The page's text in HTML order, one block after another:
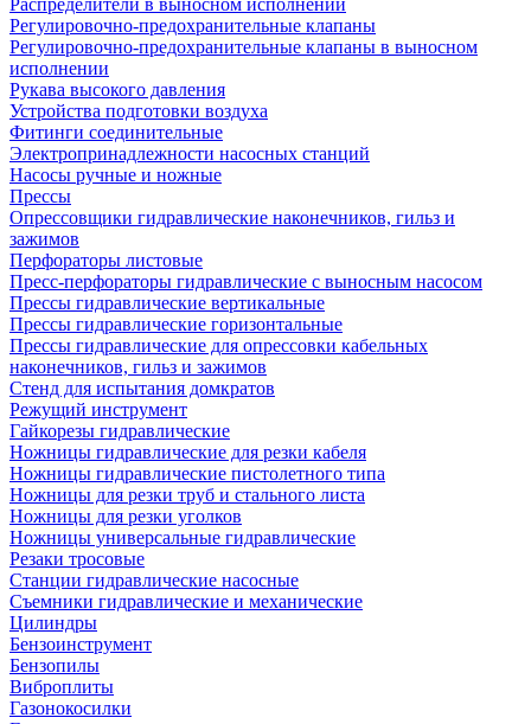
Распределители в выносном исполнении
Регулировочно-предохранительные клапаны
Регулировочно-предохранительные клапаны в выносном
исполнении
Рукава высокого давления
Устройства подготовки воздуха
Фитинги соединительные
Электропринадлежности насосных станций
Насосы ручные и ножные
Прессы
Опрессовщики гидравлические наконечников, гильз и
зажимов
Перфораторы листовые
Пресс-перфораторы гидравлические с выносным насосом
Прессы гидравлические вертикальные
Прессы гидравлические горизонтальные
Прессы гидравлические для опрессовки кабельных
наконечников, гильз и зажимов
Стенд для испытания домкратов
Режущий инструмент
Гайкорезы гидравлические
Ножницы гидравлические для резки кабеля
Ножницы гидравлические пистолетного типа
Ножницы для резки труб и стального листа
Ножницы для резки уголков
Ножницы универсальные гидравлические
Резаки тросовые
Станции гидравлические насосные
Съемники гидравлические и механические
Цилиндры
Бензоинструмент
Бензопилы
Виброплиты
Газонокосилки